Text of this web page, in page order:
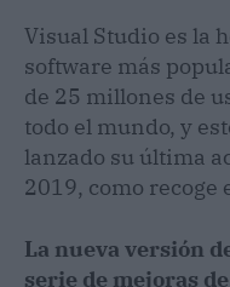
Visual Studio es la
software más
de 25 millones de
todo el mundo, y
lanzado su última
2019, como recoge
La nueva versión
serie de mejoras